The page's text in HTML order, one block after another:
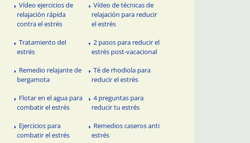
Vídeo ejercicios de
relajación rápida
contra el estrés
Vídeo de técnicas de
relajación para reducir
el estrés
Tratamiento del
estrés
2 pasos para reducir el
estrés post-vacacional
Remedio relajante de
bergamota
Té de rhodiola para
reducir el estrés
Flotar en el agua para
combatir el estrés
4 preguntas para
reducir tu estrés
Ejercicios para
combatir el estrés
Remedios caseros anti
estrés